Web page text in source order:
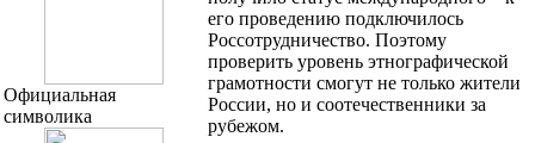
Официальная
символика
его проведению подключилось
Россотрудничество. Поэтому
проверить уровень этнографической
грамотности смогут не только жители
России, но и соотечественники за
рубежом.